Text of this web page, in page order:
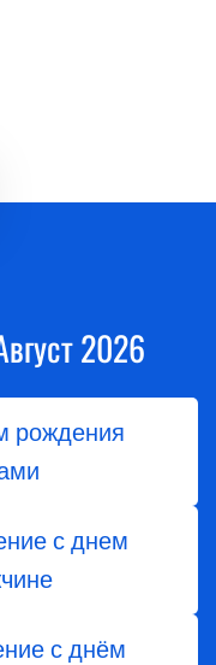
2026
рождения
с днем
с днём